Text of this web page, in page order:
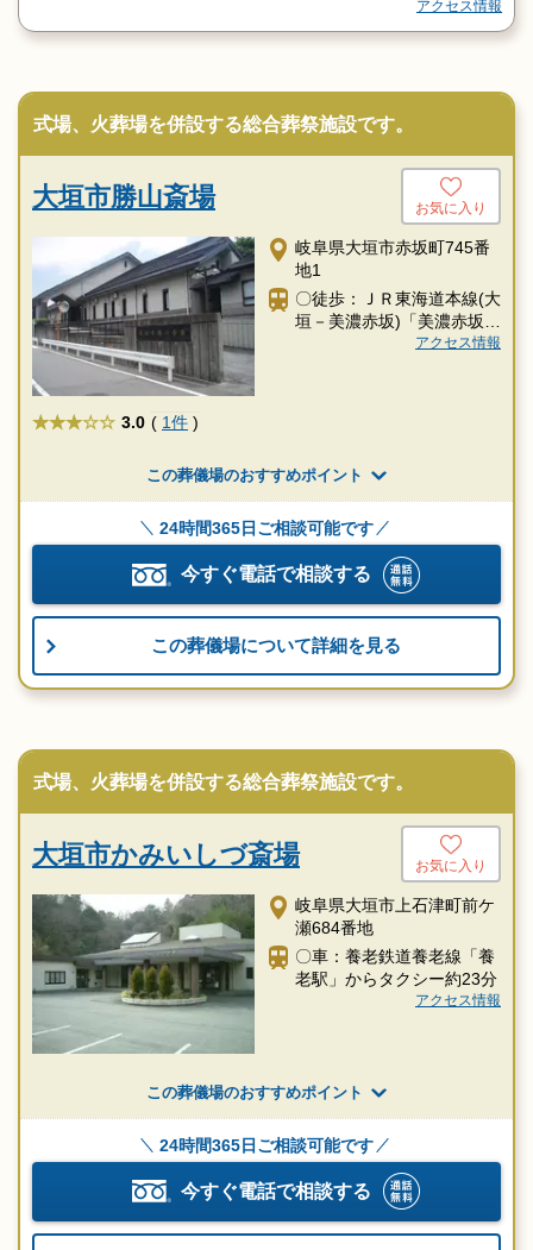
アクセス情報
式場、火葬場を併設する総合葬祭施設です。
大垣市勝山斎場 お気に入り
岐阜県大垣市赤坂町745番
地1
〇徒歩：ＪＲ東海道本線(大
垣－美濃赤坂)「美濃赤坂
駅」より徒歩7分アクセス情報
★★★ 3.0 ( 1件 )
この葬儀場のおすすめポイント
24時間365日ご相談可能です
今すぐ電話で相談する
この葬儀場について詳細を見る
式場、火葬場を併設する総合葬祭施設です。
大垣市かみいしづ斎場 お気に入り
岐阜県大垣市上石津町前ケ
瀬684番地
〇車：養老鉄道養老線「養
老駅」からタクシー約23分
アクセス情報
この葬儀場のおすすめポイント
24時間365日ご相談可能です
今すぐ電話で相談する